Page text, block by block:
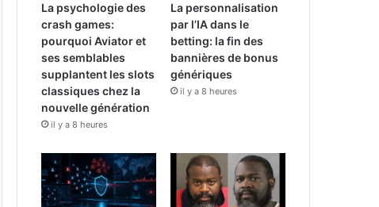
La psychologie des
crash games:
pourquoi Aviator et
ses semblables
supplantent les slots
classiques chez la
nouvelle génération
il y a 8 heures
La personnalisation
par l’IA dans le
betting: la fin des
bannières de bonus
génériques
il y a 8 heures